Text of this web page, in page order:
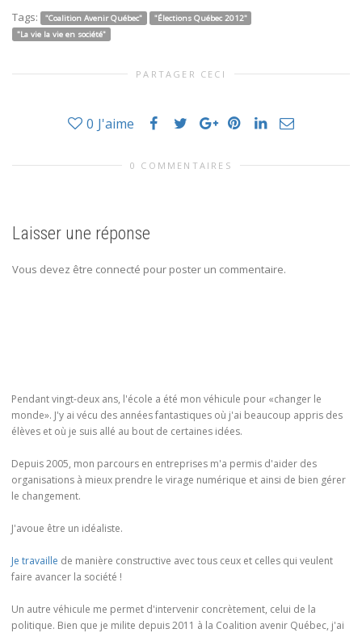
Tags:
"Coalition Avenir Québec"
"Élections Québec 2012"
"La vie la vie en société"
PARTAGER CECI
0 J'aime
0 COMMENTAIRES
Laisser une réponse
Vous devez être connecté pour poster un commentaire.
Pendant vingt-deux ans, l'école a été mon véhicule pour «changer le
monde». J'y ai vécu des années fantastiques où j'ai beaucoup appris des
élèves et où je suis allé au bout de certaines idées.
Depuis 2005, mon parcours en entreprises m'a permis d'aider des
organisations à mieux prendre le virage numérique et ainsi de bien gérer
le changement.
J'avoue être un idéaliste.
Je travaille de manière constructive avec tous ceux et celles qui veulent
faire avancer la société !
Un autre véhicule me permet d'intervenir concrètement, celui de la
politique. Bien que je milite depuis 2011 à la Coalition avenir Québec, j'ai